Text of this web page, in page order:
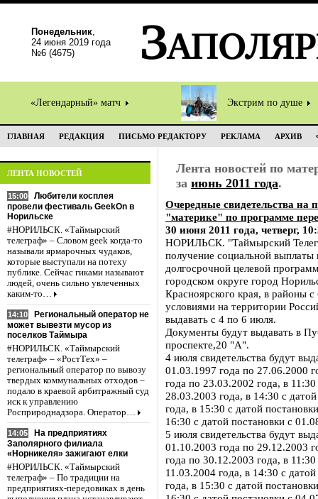
Понедельник,
24 июня 2019 года
№6 (4675)
«Легендарный» матч Экстрим по душе
ГЛАВНАЯ РЕДАКЦИЯ ПИСЬМО РЕДАКТОРУ РЕКЛАМА АРХИВ
ЛЕНТА НОВОСТЕЙ
15:00
Любители косплея
провели фестиваль GeekOn в
Норильске
#НОРИЛЬСК. «Таймырский
телеграф» – Словом geek когда-то
называли ярмарочных чудаков,
которые выступали на потеху
публике. Сейчас гиками называют
людей, очень сильно увлеченных
каким-то…
14:10
Региональный оператор не
может вывезти мусор из
поселков Таймыра
#НОРИЛЬСК. «Таймырский
телеграф» – «РостТех» –
региональный оператор по вывозу
твердых коммунальных отходов –
подало в краевой арбитражный суд
иск к управлению
Росприроднадзора. Оператор…
14:05
На предприятиях
Заполярного филиала
«Норникеля» зажигают елки
#НОРИЛЬСК. «Таймырский
телеграф» – По традиции на
предприятиях-передовиках в день
Лента новостей по
за июнь 2011 года.
Очередные свидетельства на
"материке" по программе
30 июня 2011 года, четверг,
НОРИЛЬСК. "Таймырский
получение социальной
долгосрочной целевой
городском округе город
Красноярского края, в районы
условиями на территории
выдавать с 4 по 6 июля.
Документы будут выдавать в
проспекте,20 "А".
4 июля свидетельства будут
01.03.1997 года по 27.06.2000
года по 23.03.2002 года, в
28.03.2003 года, в 14:30 с
года, в 15:30 с датой
16:30 с датой постановки с
5 июля свидетельства будут
01.10.2003 года по 29.12.2003
года по 30.12.2003 года, в
11.03.2004 года, в 14:30 с
года, в 15:30 с датой